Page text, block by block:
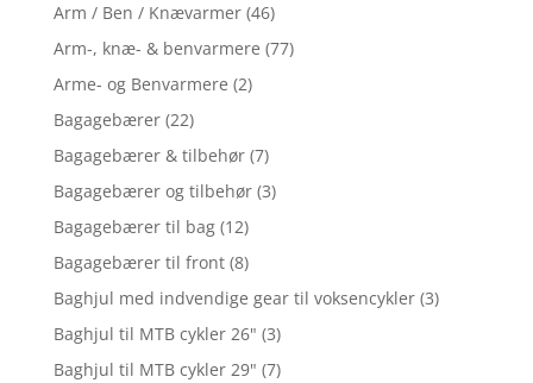
Arm / Ben / Knævarmer (46)
Arm-, knæ- & benvarmere (77)
Arme- og Benvarmere (2)
Bagagebærer (22)
Bagagebærer & tilbehør (7)
Bagagebærer og tilbehør (3)
Bagagebærer til bag (12)
Bagagebærer til front (8)
Baghjul med indvendige gear til voksencykler (3)
Baghjul til MTB cykler 26" (3)
Baghjul til MTB cykler 29" (7)